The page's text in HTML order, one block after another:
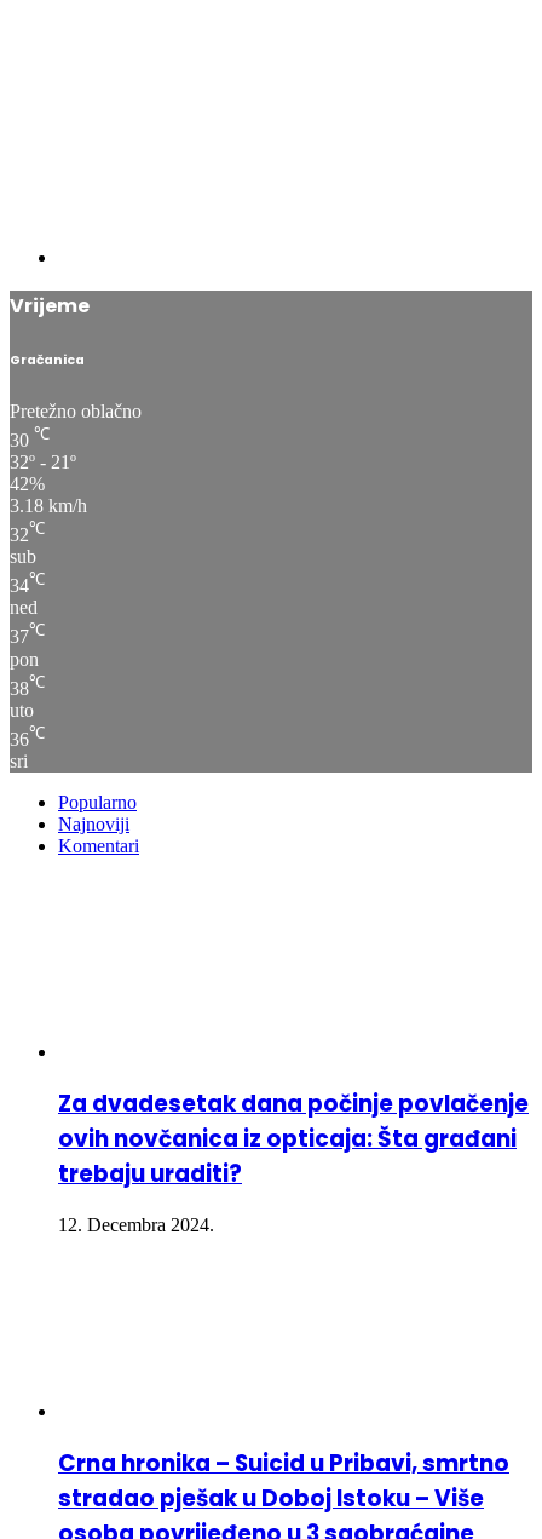
Vrijeme
Gračanica
Pretežno oblačno
30 ℃
32º - 21º
42%
3.18 km/h
32℃
sub
34℃
ned
37℃
pon
38℃
uto
36℃
sri
Popularno
Najnoviji
Komentari
Za dvadesetak dana počinje povlačenje
ovih novčanica iz opticaja: Šta građani
trebaju uraditi?
12. Decembra 2024.
Crna hronika – Suicid u Pribavi, smrtno
stradao pješak u Doboj Istoku – Više